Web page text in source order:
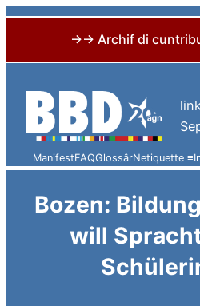
→→ Archif di
content
ManifestFAQGlossârNetiquette ≡
Bozen:
will